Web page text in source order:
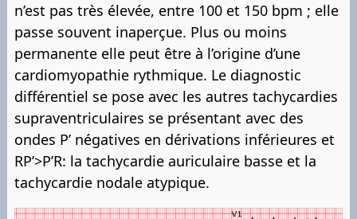
n’est pas très élevée, entre 100 et 150 bpm ; elle
passe souvent inaperçue. Plus ou moins
permanente elle peut être à l’origine d’une
cardiomyopathie rythmique. Le diagnostic
différentiel se pose avec les autres tachycardies
supraventriculaires se présentant avec des
ondes P’ négatives en dérivations inférieures et
RP’>P’R: la tachycardie auriculaire basse et la
tachycardie nodale atypique.